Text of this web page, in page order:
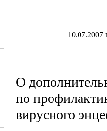
10.07.2007
О
по
вирусного